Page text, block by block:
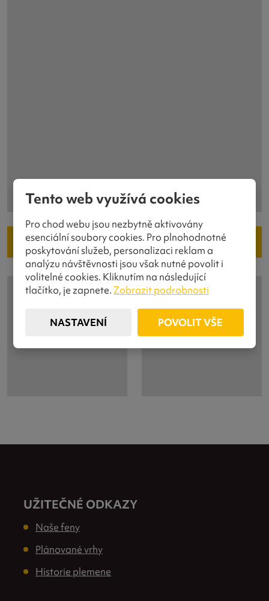
ZPĚT NA SOUROZENCE
UŽITEČNÉ ODKAZY
Naše feny
Plánované vrhy
Historie plemene
Tento web využívá cookies
Pro chod webu jsou nezbytně aktivovány
esenciální soubory cookies. Pro plnohodnotné
poskytování služeb, personalizaci reklam a
analýzu návštěvnosti jsou však nutné povolit i
volitelné cookies. Kliknutím na následující
tlačítko, je zapnete.Zobrazit podrobnosti
NASTAVENÍ POVOLIT VŠE